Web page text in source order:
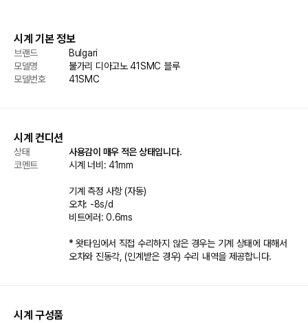
시계 기본 정보
브랜드
Bulgari
모델명
불가리 디아고노 41SMC 블루
모델번호
41SMC
시계 컨디션
상태
사용감이 매우 적은 상태입니다.
코멘트
시계 너비: 41mm
기계 측정 사항 (자동)
오차: -8s/d
비트에러: 0.6ms
* 왓타임에서 직접 수리하지 않은 경우는 기계 상태에 대해서
오차와 진동각, (인계받은 경우) 수리 내역을 제공합니다.
시계 구성품